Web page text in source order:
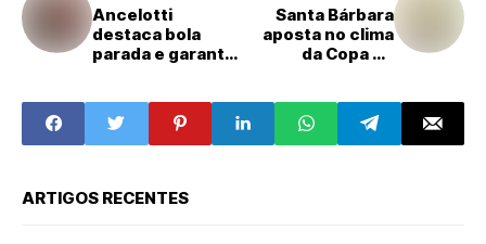
Ancelotti
destaca bola
parada e garante
Copa
Santa Bárbara
aposta no clima
da Copa do
Festival
Gastronômico de
Inverno em
ARTIGOS RECENTES